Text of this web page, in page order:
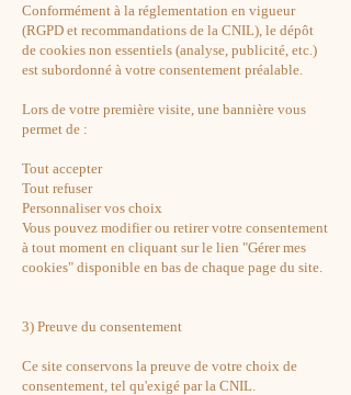
Conformément à la réglementation en vigueur
(RGPD et recommandations de la CNIL), le dépôt
de cookies non essentiels (analyse, publicité, etc.)
est subordonné à votre consentement préalable.
Lors de votre première visite, une bannière vous
permet de :
Tout accepter
Tout refuser
Personnaliser vos choix
Vous pouvez modifier ou retirer votre consentement
à tout moment en cliquant sur le lien "Gérer mes
cookies" disponible en bas de chaque page du site.
3) Preuve du consentement
Ce site conservons la preuve de votre choix de
consentement, tel qu'exigé par la CNIL.